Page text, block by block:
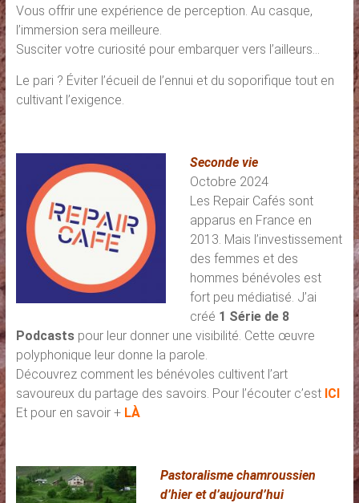
Vous offrir une expérience de perception. Au casque,
l’immersion sera meilleure.
Susciter votre curiosité pour embarquer vers l’ailleurs…
Le pari ? Éviter l’écueil de l’ennui et du soporifique tout en
cultivant l’exigence.
Seconde vie
Octobre 2024
Les Repair Cafés sont
apparus en France en
2013. Mais l’investissement
des femmes et des
hommes bénévoles est
fort peu médiatisé. J’ai
créé 1 Série de 8
Podcastspour leur donner une visibilité. Cette œuvre
polyphonique leur donne la parole.
Découvrez comment les bénévoles cultivent l’art
savoureux du partage des savoirs. Pour l’écouter c’est ICI
Et pour en savoir + LÀ
Pastoralisme chamroussien
d’hier et d’aujourd’hui